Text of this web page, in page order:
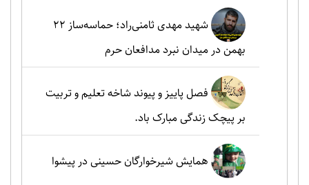
شهید مهدی ثامنی‌راد؛ حماسه‌ساز ۲۲
بهمن در میدان نبرد مدافعان حرم
فصل پاییز و پیوند شاخه تعلیم و تربیت
بر پیچک زندگی مبارک باد.
همایش شیرخوارگان حسینی در پیشوا